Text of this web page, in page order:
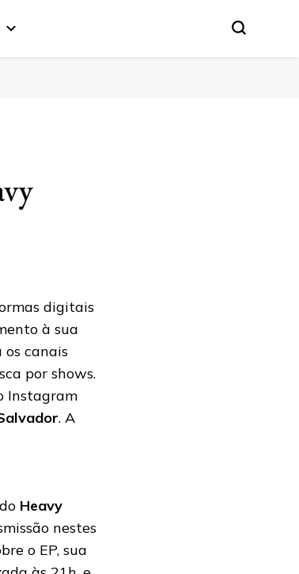
digitais
à sua
canais
por shows.
Instagram
. A
Heavy
nestes
o EP, sua